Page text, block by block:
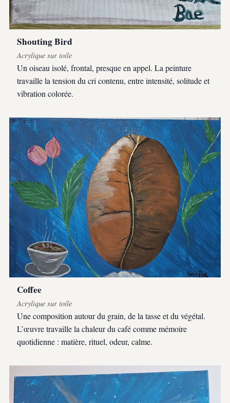
Shouting Bird
Acrylique sur toile
Un oiseau isolé, frontal, presque en appel. La peinture
travaille la tension du cri contenu, entre intensité, solitude et
vibration colorée.
Coffee
Acrylique sur toile
Une composition autour du grain, de la tasse et du végétal.
L’œuvre travaille la chaleur du café comme mémoire
quotidienne : matière, rituel, odeur, calme.